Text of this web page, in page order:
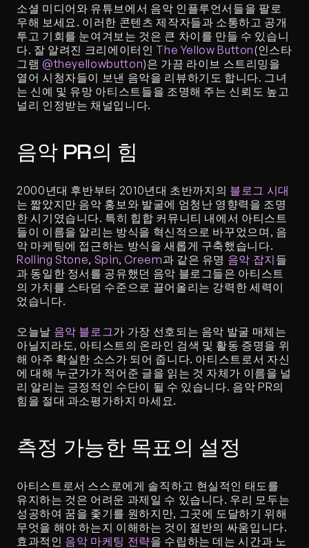
소셜 미디어와 유튜브에서 음악 인플루언서들을 팔로
우해 보세요. 이러한 콘텐츠 제작자들과 소통하고 공개
투고 기회를 눈여겨보는 것은 큰 차이를 만들 수 있습니
다. 잘 알려진 크리에이터인 The Yellow Button(인스타
그램 @theyellowbutton)은 가끔 라이브 스트리밍을
열어 시청자들이 보낸 음악을 리뷰하기도 합니다. 그녀
는 신예 및 유망 아티스트들을 조명해 주는 신뢰도 높고
널리 인정받는 채널입니다.
음악 PR의 힘
2000년대 후반부터 2010년대 초반까지의 블로그 시대
는 짧았지만 음악 홍보와 발굴에 엄청난 영향력을 조명
한 시기였습니다. 특히 힙합 커뮤니티 내에서 아티스트
들이 이름을 알리는 방식을 혁신적으로 바꾸었으며, 음
Rolling Stone, Spin, Creem과 같은 유명 음악 잡지 들
과 동일한 정서를 공유했던 음악 블로그들은 아티스트
의 가치를 스타덤 수준으로 끌어올리는 강력한 세력이
었습니다.
오늘날 음악 블로그가 가장 선호되는 음악 발굴 매체는
아닐지라도, 아티스트의 온라인 검색 및 활동 증명을 위
해 아주 확실한 소스가 되어 줍니다. 아티스트로서 자신
에 대해 누군가가 적어준 글을 읽는 것 자체가 이름을 널
리 알리는 긍정적인 수단이 될 수 있습니다. 음악 PR의
힘을 절대 과소평가하지 마세요.
측정 가능한 목표의 설정
아티스트로서 스스로에게 솔직하고 현실적인 태도를
유지하는 것은 어려운 과제일 수 있습니다. 우리 모두는
성공하여 꿈을 좇기를 원하지만, 그곳에 도달하기 위해
무엇을 해야 하는지 이해하는 것이 절반의 싸움입니다.
효과적인 음악 마케팅 전략을 수립하는 데는 시간과 노